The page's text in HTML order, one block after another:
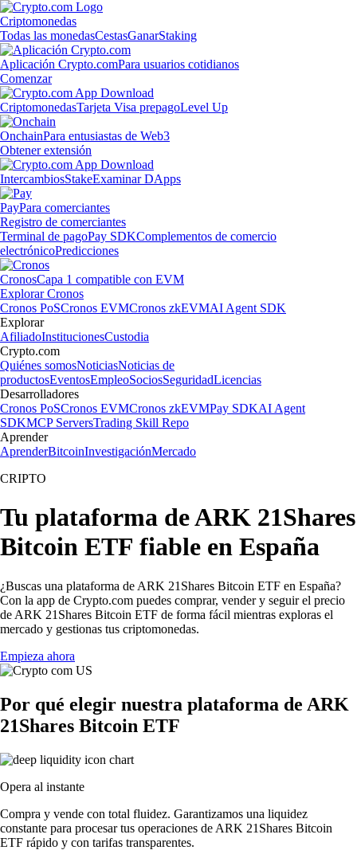
Criptomonedas
Todas las monedasCestasGanarStaking
Aplicación Crypto.comPara usuarios cotidianos
Comenzar
CriptomonedasTarjeta Visa prepagoLevel Up
OnchainPara entusiastas de Web3
Obtener extensión
IntercambiosStakeExaminar DApps
PayPara comerciantes
Registro de comerciantes
Terminal de pagoPay SDKComplementos de comercio
electrónicoPredicciones
CronosCapa 1 compatible con EVM
Explorar Cronos
Cronos PoSCronos EVMCronos zkEVMAI Agent SDK
Explorar
AfiliadoInstitucionesCustodia
Crypto.com
Quiénes somosNoticiasNoticias de
productosEventosEmpleoSociosSeguridadLicencias
Desarrolladores
Cronos PoSCronos EVMCronos zkEVMPay SDKAI Agent
SDKMCP ServersTrading Skill Repo
Aprender
AprenderBitcoinInvestigaciónMercado
CRIPTO
Tu plataforma de ARK 21Shares
Bitcoin ETF fiable en España
¿Buscas una plataforma de ARK 21Shares Bitcoin ETF en España?
Con la app de Crypto.com puedes comprar, vender y seguir el precio
de ARK 21Shares Bitcoin ETF de forma fácil mientras exploras el
mercado y gestionas tus criptomonedas.
Empieza ahora
Por qué elegir nuestra plataforma de ARK
21Shares Bitcoin ETF
Opera al instante
Compra y vende con total fluidez. Garantizamos una liquidez
constante para procesar tus operaciones de ARK 21Shares Bitcoin
ETF rápido y con tarifas transparentes.